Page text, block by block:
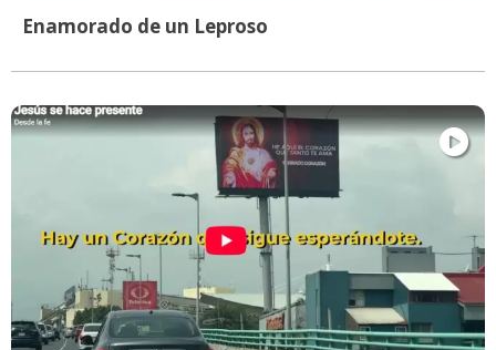
Enamorado de un Leproso